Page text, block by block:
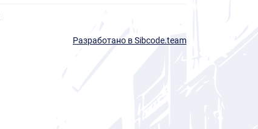
Разработано в Sibcode.team